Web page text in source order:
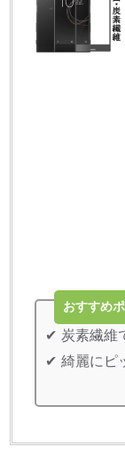
おすすめ
炭素繊維
綺麗にピ